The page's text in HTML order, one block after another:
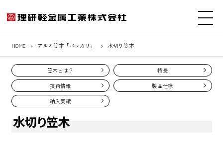
HOME アルミ笠木「パラカサ」 水切り笠木
笠木とは？ 特長
技術情報 製品仕様
納入実績
水切り笠木